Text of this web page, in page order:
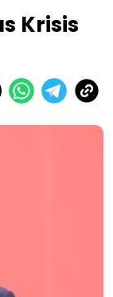
Krisis